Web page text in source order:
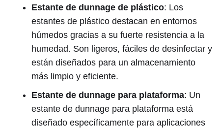
Estante de dunnage de plástico: Los
estantes de plástico destacan en entornos
húmedos gracias a su fuerte resistencia a la
humedad. Son ligeros, fáciles de desinfectar y
están diseñados para un almacenamiento
más limpio y eficiente.
Estante de dunnage para plataforma: Un
estante de dunnage para plataforma está
diseñado específicamente para aplicaciones